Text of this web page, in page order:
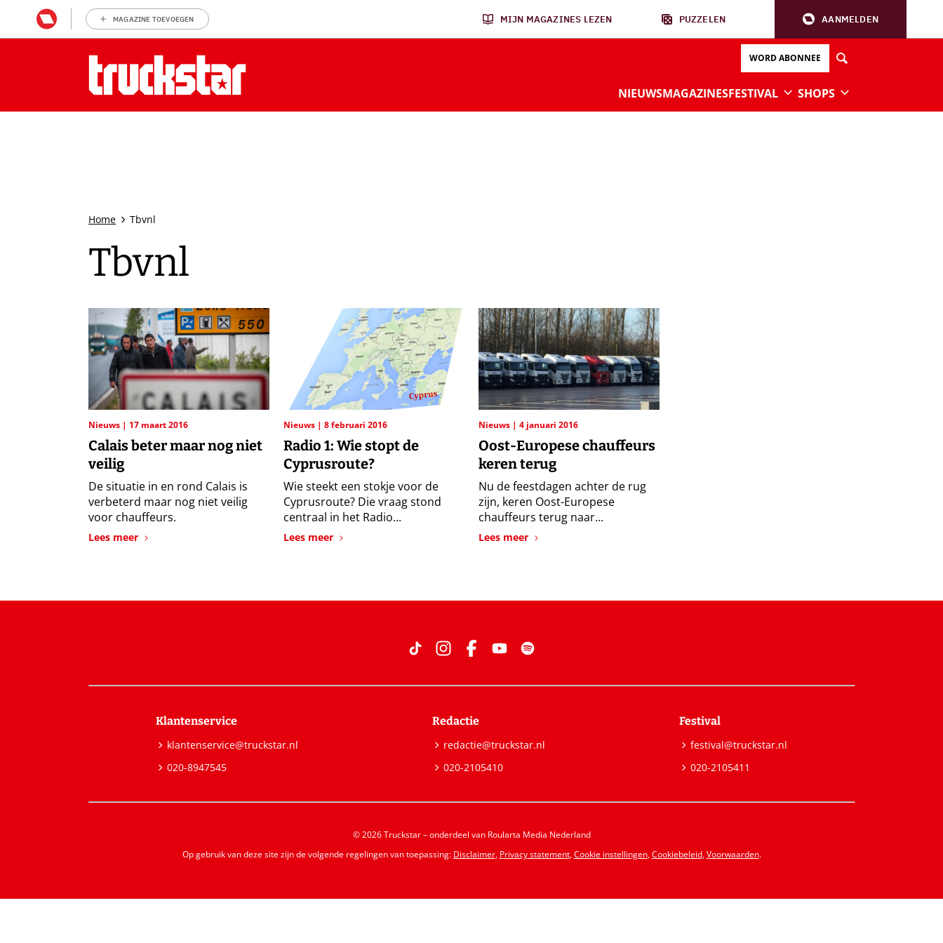
MAGAZINE TOEVOEGEN MIJN MAGAZINES LEZEN PUZZELEN AANMELDEN
WORD ABONNEE
NIEUWSMAGAZINESFESTIVAL SHOPS
Home Tbvnl
Tbvnl
Nieuws 17 maart 2016
Calais beter maar nog niet
veilig
De situatie in en rond Calais is
verbeterd maar nog niet veilig
voor chauffeurs.
Lees meer
Nieuws 8 februari 2016
Radio 1: Wie stopt de
Cyprusroute?
Wie steekt een stokje voor de
Cyprusroute? Die vraag stond
centraal in het Radio...
Lees meer
Nieuws 4 januari 2016
Oost-Europese chauffeurs
keren terug
Nu de feestdagen achter de rug
zijn, keren Oost-Europese
chauffeurs terug naar...
Lees meer
Klantenservice
klantenservice@truckstar.nl
020-8947545
Redactie
redactie@truckstar.nl
020-2105410
Festival
festival@truckstar.nl
020-2105411
© 2026 Truckstar – onderdeel van Roularta Media Nederland
Op gebruik van deze site zijn de volgende regelingen van toepassing: Disclaimer, Privacy statement,Cookie instellingen,Cookiebeleid,Voorwaarden.